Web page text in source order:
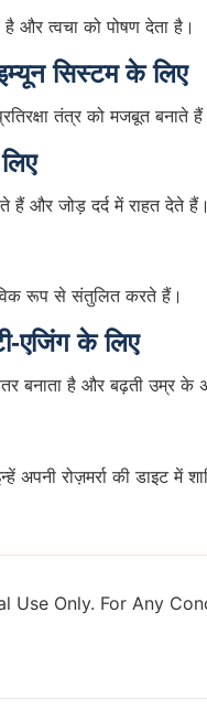
और त्वचा को पोषण देता है।
सिस्टम के लिए
तंत्र को मजबूत बनाते
और जोड़ दर्द में राहत देते हैं।
रूप से संतुलित करते हैं।
एजिंग के लिए
बनाता है और बढ़ती उम्र के
अपनी रोज़मर्रा की डाइट
Use Only. For Any